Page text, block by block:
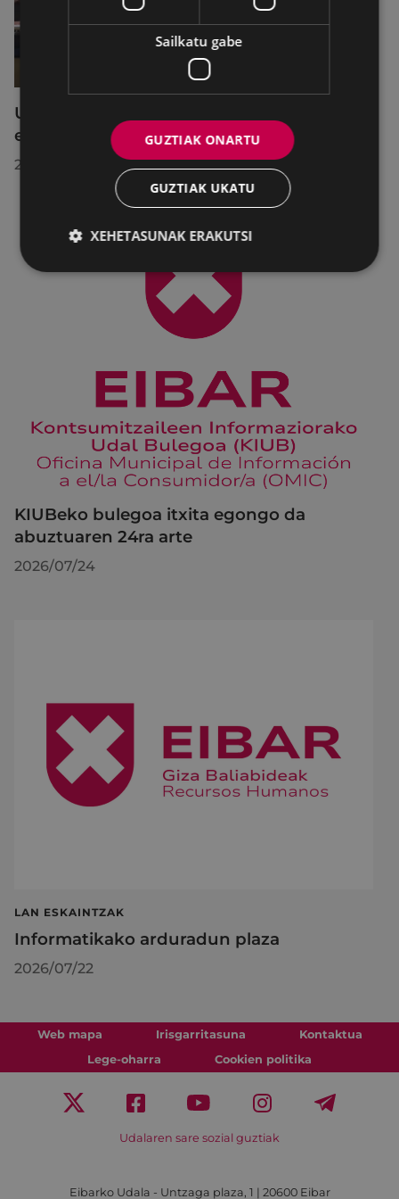
Udalbatzak 2026ko uztailaren 27an
egindako bilkuran hartutako erabakiak
2026/07/28
KIUBeko bulegoa itxita egongo da
abuztuaren 24ra arte
2026/07/24
LAN ESKAINTZAK
Informatikako arduradun plaza
2026/07/22
Web mapa Irisgarritasuna
Kontaktua
Lege-oharra
Cookien politika
Udalaren sare sozial guztiak
Eibarko Udala - Untzaga plaza, 1 | 20600 Eibar
Sailkatu gabe
GUZTIAK ONARTU
GUZTIAK UKATU
XEHETASUNAK ERAKUTSI